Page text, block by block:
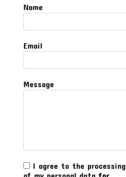
Name
Email
Message
I agree to the processing